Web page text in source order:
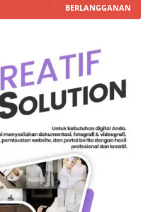
BERLANGGANAN